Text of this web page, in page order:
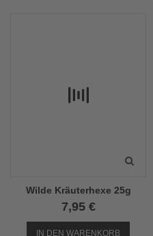
Wilde Kräuterhexe 25g
7,95 €
IN DEN WARENKORB